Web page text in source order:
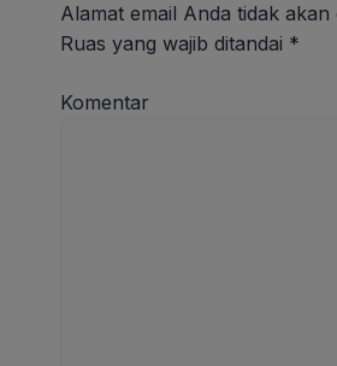
Alamat email Anda tidak akan
Ruas yang wajib ditandai *
Komentar